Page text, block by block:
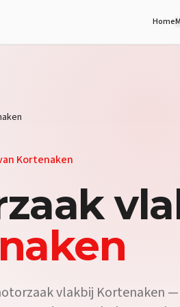
vlakbij Kortenaken? Antwoord:Bij
Home
Kortenaken
vlakbij Kortenaken